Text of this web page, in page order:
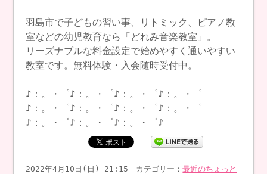
羽島市で子どもの習い事、リトミック、ピアノ教
室などの幼児教育なら「どれみ音楽教室」。
リーズナブルな料金設定で始めやすく通いやすい
教室です。無料体験・入会随時受付中。
♪：。・゜♪：。・゜♪：。・゜♪：。・゜
♪：。・゜♪：。・゜♪：。・゜♪：。・゜
♪：。・゜♪：。・゜♪：。・゜♪
2022年4月10日(日) 21:15｜カテゴリー：最近のちょっと